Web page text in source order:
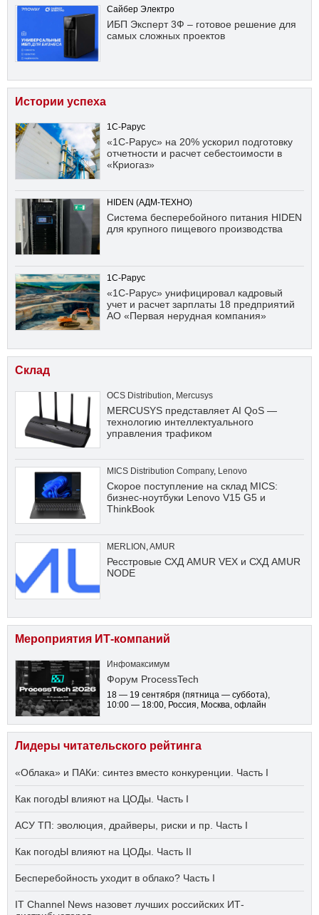
Сайбер Электро
ИБП Эксперт 3Ф – готовое решение для
самых сложных проектов
Истории успеха
1С-Рарус
«1С-Рарус» на 20% ускорил подготовку
отчетности и расчет себестоимости в
«Криогаз»
HIDEN (АДМ-ТЕХНО)
Система бесперебойного питания HIDEN
для крупного пищевого производства
1С-Рарус
«1С-Рарус» унифицировал кадровый
учет и расчет зарплаты 18 предприятий
АО «Первая нерудная компания»
Склад
OCS Distribution, Mercusys
MERCUSYS представляет AI QoS —
технологию интеллектуального
управления трафиком
MICS Distribution Company, Lenovo
Скорое поступление на склад MICS:
бизнес-ноутбуки Lenovo V15 G5 и
ThinkBook
MERLION ,AMUR
Ресстровые СХД AMUR VEX и СХД AMUR
NODE
Мероприятия ИТ-компаний
Инфомаксимум
Форум ProcessTech
18 — 19 сентября (пятница — суббота),
10:00 — 18:00, Россия, Москва, офлайн
Лидеры читательского рейтинга
«Облака» и ПАКи: синтез вместо конкуренции. Часть I
Как погодЫ влияют на ЦОДы. Часть I
АСУ ТП: эволюция, драйверы, риски и пр. Часть I
Как погодЫ влияют на ЦОДы. Часть II
Бесперебойность уходит в облако? Часть I
IT Channel News назовет лучших российских ИТ-